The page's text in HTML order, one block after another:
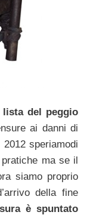
lista del peggio
ai danni di
speriamodi
ma se il
siamo proprio
della fine
è spuntato